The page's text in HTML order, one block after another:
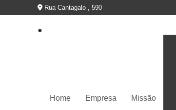
Rua Cantagalo , 590
Home Empresa Missão